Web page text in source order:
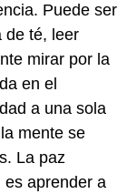
Puede ser
de té, leer
mirar por la
en el
a una sola
mente se
La paz
es aprender a